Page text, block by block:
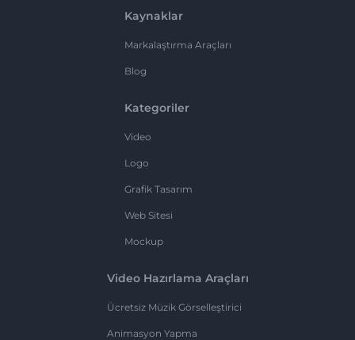
Kaynaklar
Markalaştırma Araçları
Blog
Kategoriler
Video
Logo
Grafik Tasarım
Web Sitesi
Mockup
Video Hazırlama Araçları
Ücretsiz Müzik Görselleştirici
Animasyon Yapma